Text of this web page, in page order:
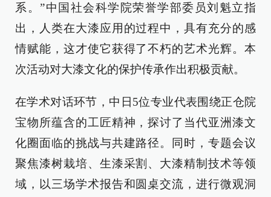
系。”中国社会科学院荣誉学部委员刘魁立指
出，人类在大漆应用的过程中，具有充分的感
情赋能，这才使它获得了不朽的艺术光辉。本
次活动对大漆文化的保护传承作出积极贡献。
在学术对话环节，中日5位专业代表围绕正仓院
宝物所蕴含的工匠精神，探讨了当代亚洲漆文
化圈面临的挑战与共建路径。同时，专题会议
聚焦漆树栽培、生漆采割、大漆精制技术等领
域，以三场学术报告和圆桌交流，进行微观洞